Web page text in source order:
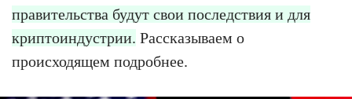
правительства будут свои последствия и для
криптоиндустрии. Рассказываем о
происходящем подробнее.